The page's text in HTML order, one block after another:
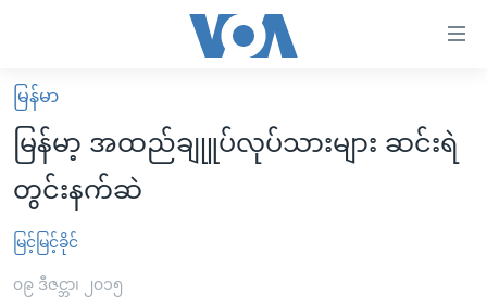
လွယ်ကူ
စေ
သည့်
Link
များ
ပင်မ
မူလစာမျက်နှာ
မြန်မာ
ကမ္ဘာ့သတင်းများ
နိုင်ငံတကာ
ဗွီဒီယို
မြန်မာ
မြန်မာ့ အထည်ချုူပ်လုပ်သားများ ဆင်းရဲ
တွင်းနက်ဆဲ
မြင့်မြင့်ခိုင်
၀၉ ဒီဇင္ဘာ၊ ၂၀၁၅